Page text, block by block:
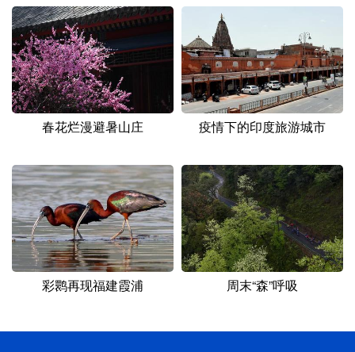
春花烂漫避暑山庄 疫情下的印度旅游城市
彩鹮再现福建霞浦 周末“森”呼吸